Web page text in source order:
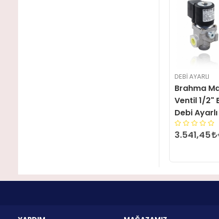
DEBI AYARLI
Brahma
Ventil 1/2"
Debi Ayarlı
3.541,45